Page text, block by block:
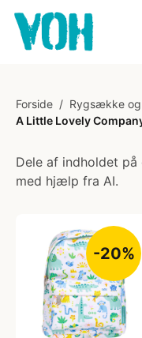
Forside / Rygsække
A Little Lovely
Dele af indholdet
med hjælp fra AI.
-20%